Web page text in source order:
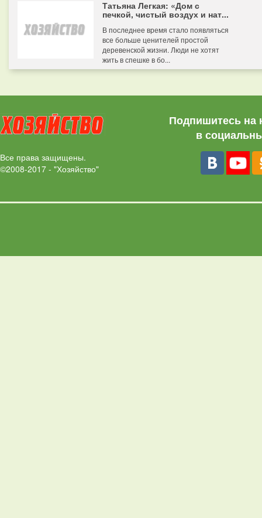
Татьяна Легкая: «Дом с
печкой, чистый воздух и нат...
В последнее время стало появляться
все больше ценителей простой
деревенской жизни. Люди не хотят
жить в спешке в бо...
Все права защищены.
©2008-2017 - "Хозяйство"
Подпишитесь на
в